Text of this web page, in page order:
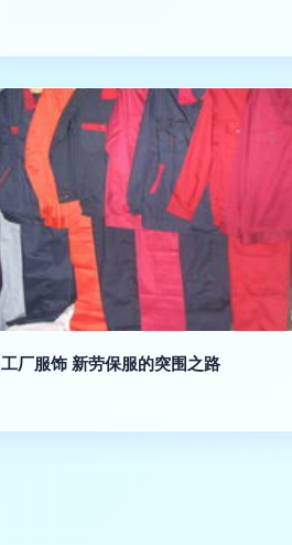
工厂服饰 新劳保服的突围之路